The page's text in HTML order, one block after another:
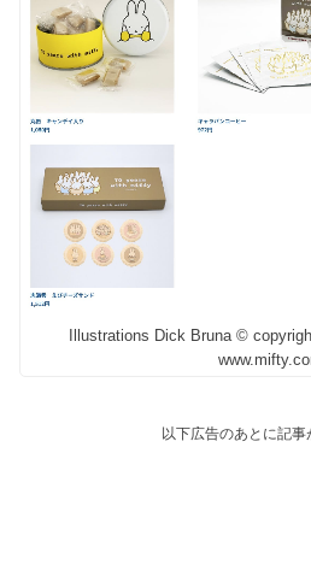
Illustrations Dick Bruna ©
以下広告のあとに記事